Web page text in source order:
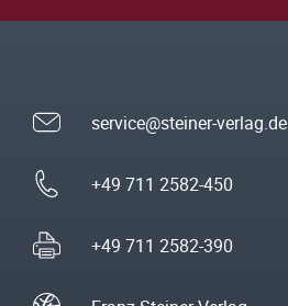
service@steiner-verlag.de
+49 711 2582-450
+49 711 2582-390